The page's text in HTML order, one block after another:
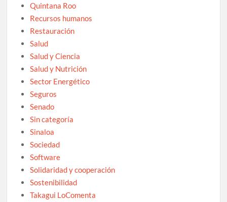
Quintana Roo
Recursos humanos
Restauración
Salud
Salud y Ciencia
Salud y Nutrición
Sector Energético
Seguros
Senado
Sin categoría
Sinaloa
Sociedad
Software
Solidaridad y cooperación
Sostenibilidad
Takagui LoComenta